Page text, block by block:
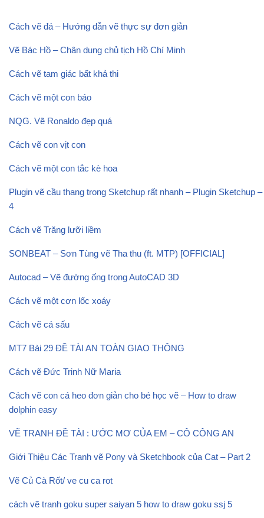
Cách vẽ đá – Hướng dẫn vẽ thực sự đơn giản
Vẽ Bác Hồ – Chân dung chủ tịch Hồ Chí Minh
Cách vẽ tam giác bất khả thi
Cách vẽ một con báo
NQG. Vẽ Ronaldo đẹp quá
Cách vẽ con vịt con
Cách vẽ một con tắc kè hoa
Plugin vẽ cầu thang trong Sketchup rất nhanh – Plugin Sketchup –
4
Cách vẽ Trăng lưỡi liềm
SONBEAT – Sơn Tùng vẽ Tha thu (ft. MTP) [OFFICIAL]
Autocad – Vẽ đường ống trong AutoCAD 3D
Cách vẽ một cơn lốc xoáy
Cách vẽ cá sấu
MT7 Bài 29 ĐỀ TÀI AN TOÀN GIAO THÔNG
Cách vẽ Đức Trinh Nữ Maria
Cách vẽ con cá heo đơn giản cho bé học vẽ – How to draw
dolphin easy
VẼ TRANH ĐỀ TÀI : ƯỚC MƠ CỦA EM – CÔ CÔNG AN
Giới Thiệu Các Tranh vẽ Pony và Sketchbook của Cat – Part 2
Vẽ Củ Cà Rốt/ ve cu ca rot
cách vẽ tranh goku super saiyan 5 how to draw goku ssj 5